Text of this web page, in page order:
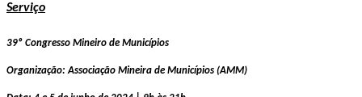
Serviço
39º Congresso Mineiro de Municípios
Organização: Associação Mineira de Municípios (AMM)